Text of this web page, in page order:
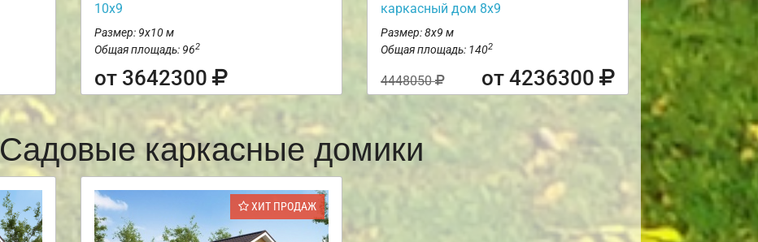
10х9
Размер: 9х10 м
Общая площадь: 962
от 3642300
каркасный дом 8х9
Размер: 8х9 м
Общая площадь: 1402
4448050 от 4236300
Садовые каркасные домики
ХИТ ПРОДАЖ